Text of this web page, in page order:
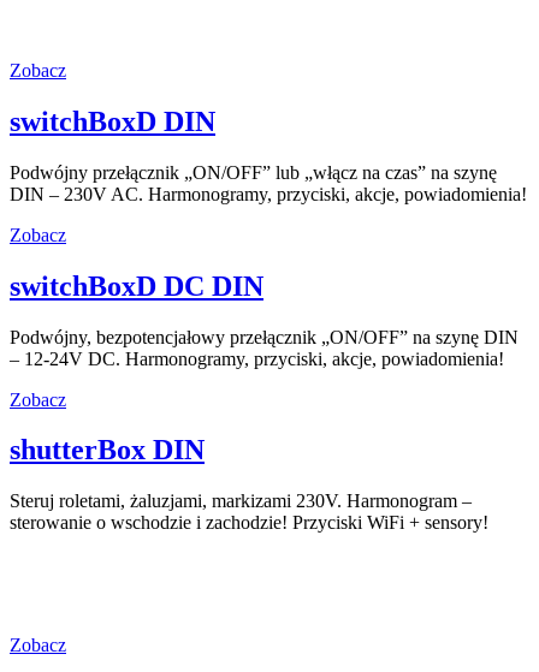
Zobacz
switchBoxD DIN
Podwójny przełącznik „ON/OFF” lub „włącz na czas” na szynę
DIN – 230V AC. Harmonogramy, przyciski, akcje, powiadomienia!
Zobacz
switchBoxD DC DIN
Podwójny, bezpotencjałowy przełącznik „ON/OFF” na szynę DIN
– 12-24V DC. Harmonogramy, przyciski, akcje, powiadomienia!
Zobacz
shutterBox DIN
Steruj roletami, żaluzjami, markizami 230V. Harmonogram –
sterowanie o wschodzie i zachodzie! Przyciski WiFi + sensory!
Zobacz